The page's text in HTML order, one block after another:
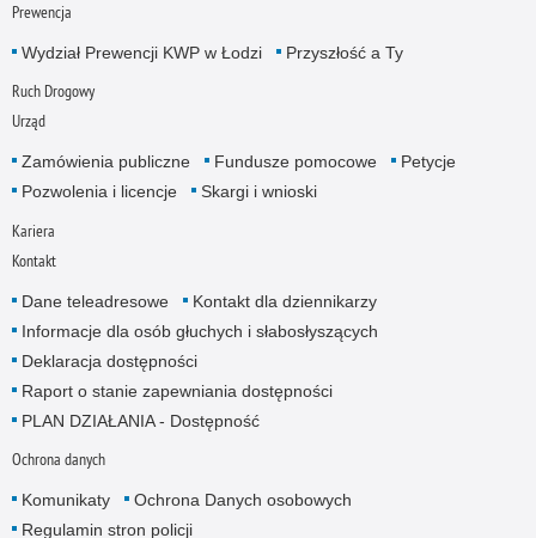
Prewencja
Wydział Prewencji KWP w Łodzi Przyszłość a Ty
Ruch Drogowy
Urząd
Zamówienia publiczne Fundusze pomocowe
Petycje
Pozwolenia i licencje
Skargi i wnioski
Kariera
Kontakt
Dane teleadresowe
Kontakt dla dziennikarzy
Informacje dla osób głuchych i słabosłyszących
Deklaracja dostępności
Raport o stanie zapewniania dostępności
PLAN DZIAŁANIA - Dostępność
Ochrona danych
Komunikaty
Ochrona Danych osobowych
Regulamin stron policji